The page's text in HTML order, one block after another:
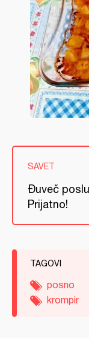
SAVET
Đuveč
Prijatno!
TAGOVI
posno
krompir